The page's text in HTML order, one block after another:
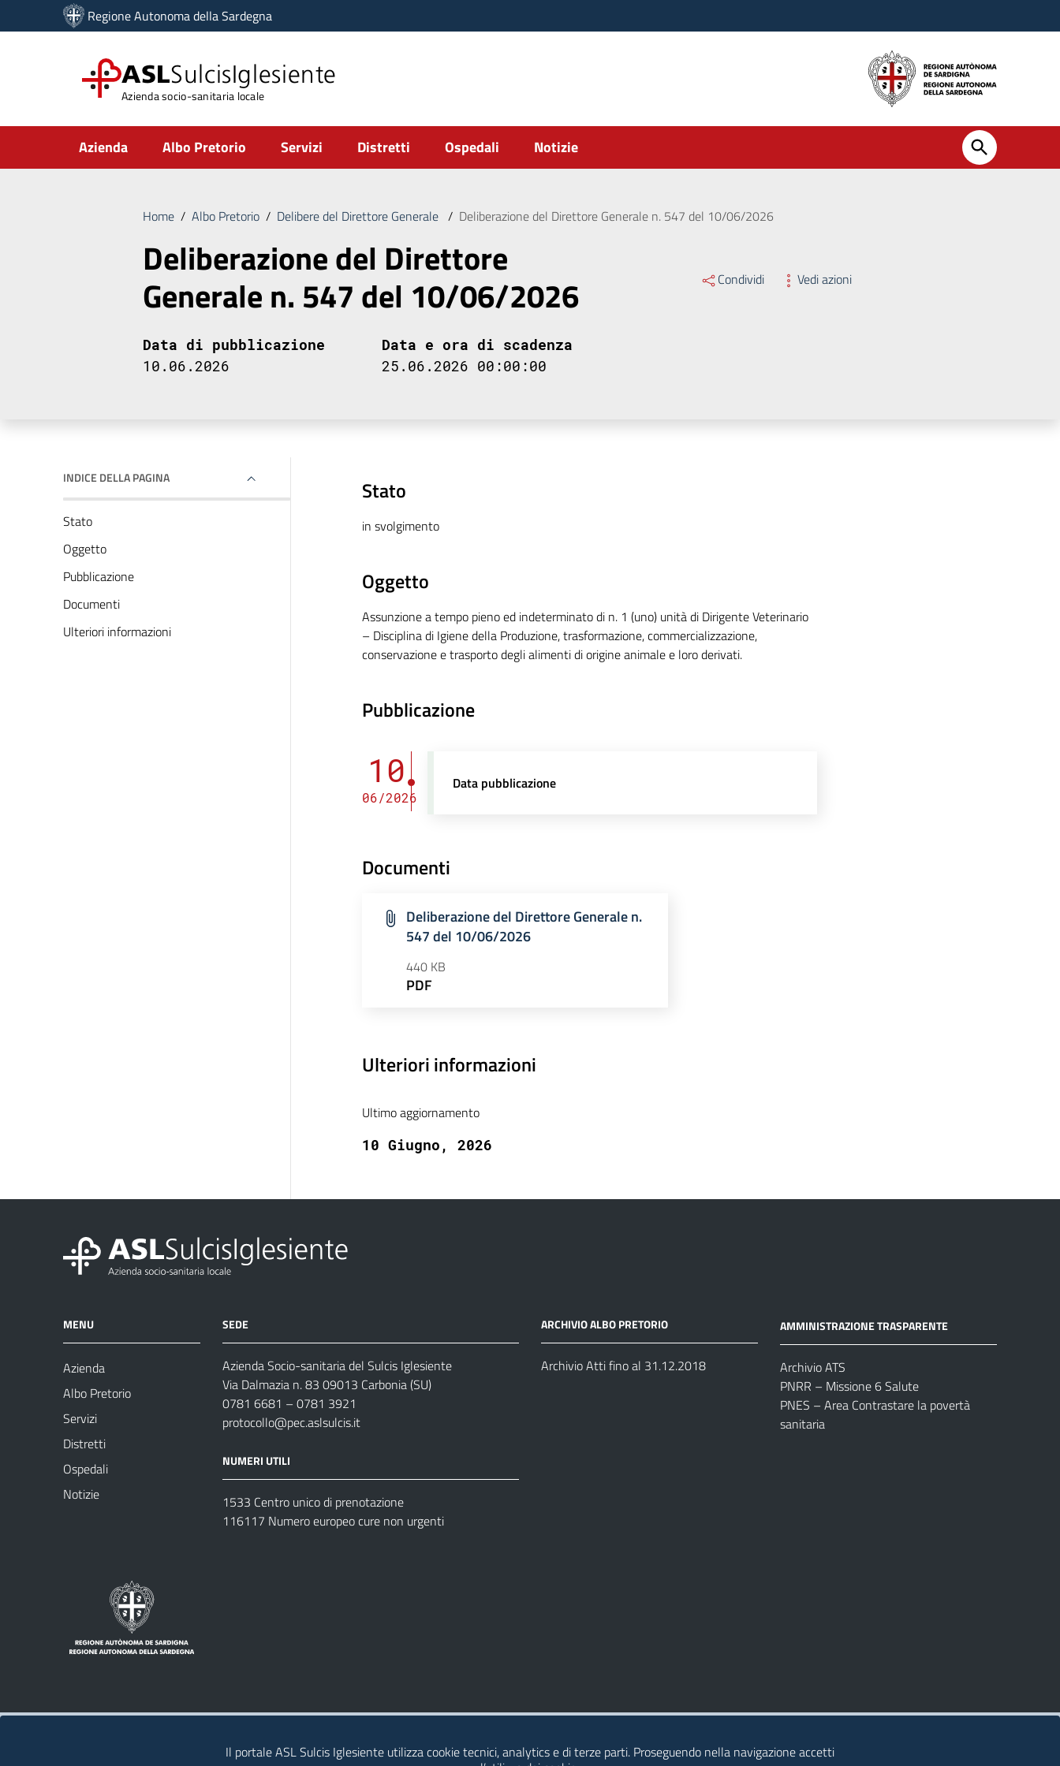
Vai ai contenuti
Vai al menu di navigazione
Regione Autonoma della Sardegna
ASLSulcisIglesiente
Azienda socio-sanitaria locale
Submenu
Azienda Albo Pretorio Servizi Distretti Ospedali Notizie
Home / Albo Pretorio / Delibere del Direttore Generale / Deliberazione del Direttore Generale n. 547 del 10/06/2026
Deliberazione del Direttore
Generale n. 547 del 10/06/2026 Condividi Vedi azioni
Data di pubblicazione
10.06.2026
Data e ora di scadenza
25.06.2026 00:00:00
INDICE DELLA PAGINA
Stato
Oggetto
Pubblicazione
Documenti
Ulteriori informazioni
Stato
in svolgimento
Oggetto
Assunzione a tempo pieno ed indeterminato di n. 1 (uno) unità di Dirigente Veterinario
– Disciplina di Igiene della Produzione, trasformazione, commercializzazione,
conservazione e trasporto degli alimenti di origine animale e loro derivati.
Pubblicazione
10
06/2026
Data pubblicazione
Documenti
Deliberazione del Direttore Generale n.
547 del 10/06/2026
440 KB
PDF
Ulteriori informazioni
Ultimo aggiornamento
10 Giugno, 2026
MENU
Azienda
Albo Pretorio
Servizi
Distretti
Ospedali
Notizie
SEDE
Azienda Socio-sanitaria del Sulcis Iglesiente
Via Dalmazia n. 83 09013 Carbonia (SU)
0781 6681 – 0781 3921
protocollo@pec.aslsulcis.it
NUMERI UTILI
1533 Centro unico di prenotazione
116117 Numero europeo cure non urgenti
ARCHIVIO ALBO PRETORIO
Archivio Atti fino al 31.12.2018
AMMINISTRAZIONE TRASPARENTE
Archivio ATS
PNRR – Missione 6 Salute
PNES – Area Contrastare la povertà
sanitaria
Il portale ASL Sulcis Iglesiente utilizza cookie tecnici, analytics e di terze parti. Proseguendo nella navigazione accetti